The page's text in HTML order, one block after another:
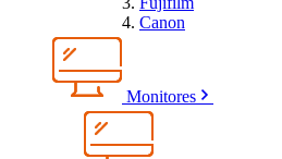
Canon
Monitores